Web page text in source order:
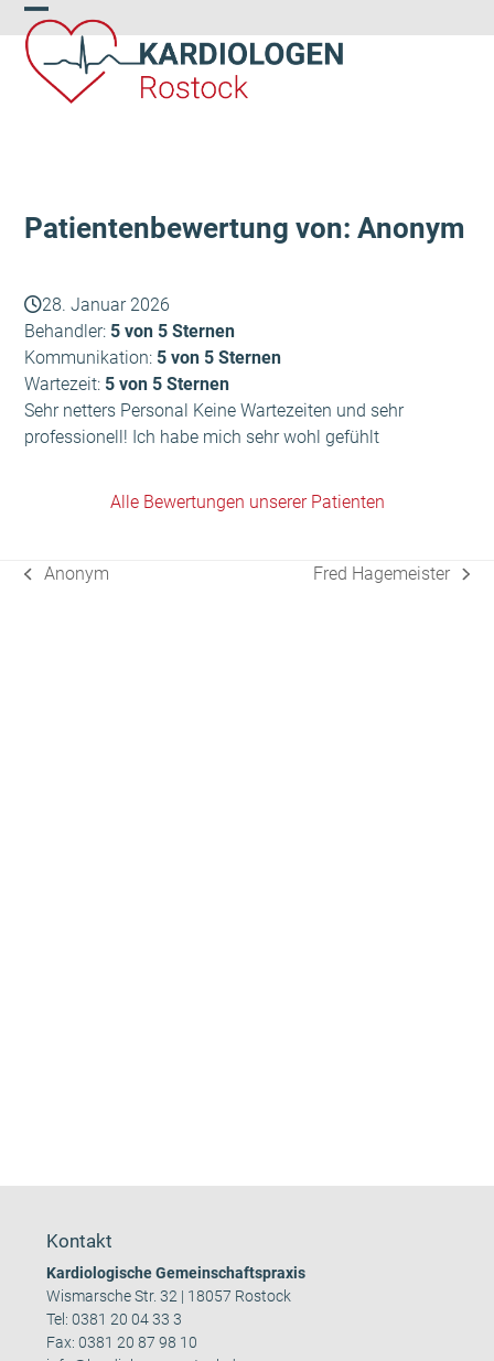
Skip
to
content
Open
mobile
menu
Close
mobile
menu
Patientenbewertung von: Anonym
28. Januar 2026
Behandler: 5 von 5 Sternen
Kommunikation: 5 von 5 Sternen
Wartezeit: 5 von 5 Sternen
Sehr netters Personal Keine Wartezeiten und sehr
professionell! Ich habe mich sehr wohl gefühlt
Alle Bewertungen unserer Patienten
vorheriger
Anonym
Nächster
Fred Hagemeister
Kontakt
Kardiologische Gemeinschaftspraxis
Wismarsche Str. 32 | 18057 Rostock
Tel:0381 20 04 33 3
Fax: 0381 20 87 98 10